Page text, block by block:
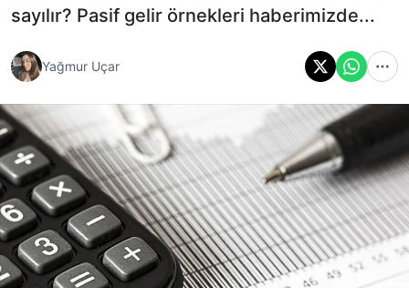
sayılır? Pasif gelir örnekleri haberimizde...
Yağmur Uçar